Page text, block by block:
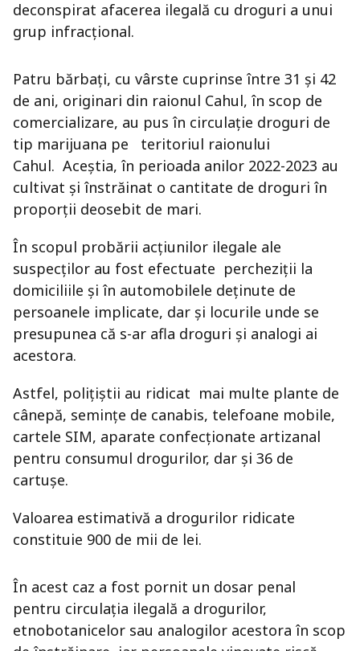
deconspirat afacerea ilegală cu droguri a unui
grup infracțional.
Patru bărbați, cu vârste cuprinse între 31 și 42
de ani, originari din raionul Cahul, în scop de
comercializare, au pus în circulație droguri de
tip marijuana pe teritoriul raionului
Cahul. Aceștia, în perioada anilor 2022-2023 au
cultivat şi înstrăinat o cantitate de droguri în
proporții deosebit de mari.
În scopul probării acțiunilor ilegale ale
suspecților au fost efectuate percheziții la
domiciliile și în automobilele deținute de
persoanele implicate, dar și locurile unde se
presupunea că s-ar afla droguri și analogi ai
acestora.
Astfel, polițiștii au ridicat mai multe plante de
cânepă, semințe de canabis, telefoane mobile,
cartele SIM, aparate confecționate artizanal
pentru consumul drogurilor, dar și 36 de
cartușe.
Valoarea estimativă a drogurilor ridicate
constituie 900 de mii de lei.
În acest caz a fost pornit un dosar penal
pentru circulația ilegală a drogurilor,
etnobotanicelor sau analogilor acestora în scop